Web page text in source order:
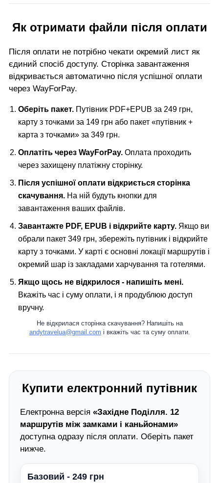
Як отримати файли після оплати
Після оплати не потрібно чекати окремий лист як
єдиний спосіб доступу. Сторінка завантаження
відкривається автоматично після успішної оплати
через WayForPay.
Оберіть пакет. Путівник PDF+EPUB за 249 грн,
карту з точками за 149 грн або пакет «путівник +
карта з точками» за 349 грн.
Оплатіть через WayForPay. Оплата проходить
через захищену платіжну сторінку.
Після успішної оплати відкриється сторінка
скачування. На ній будуть кнопки для
завантаження ваших файлів.
Завантажте PDF, EPUB і відкрийте карту. Якщо ви
обрали пакет 349 грн, збережіть путівник і відкрийте
карту з точками. У карті є основні локації маршрутів і
окремий шар із закладами харчування та готелями.
Якщо щось не відкрилося - напишіть мені.
Вкажіть час і суму оплати, і я продублюю доступ
вручну.
Не відкрилася сторінка скачування? Напишіть на
andytravelua@gmail.com і вкажіть час та суму оплати.
Купити електронний путівник
Електронна версія «Західне Поділля. 12
маршрутів між замками і каньйонами»
доступна одразу після оплати. Оберіть пакет
нижче.
Базовий - 249 грн